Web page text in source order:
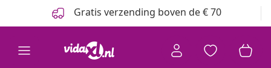
Gratis verzending boven de € 70